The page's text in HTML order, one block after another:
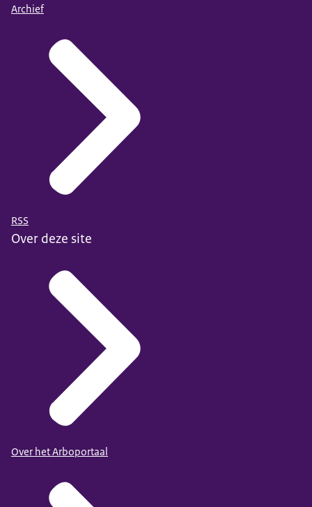
Archief
RSS
Over deze site
Over het Arboportaal